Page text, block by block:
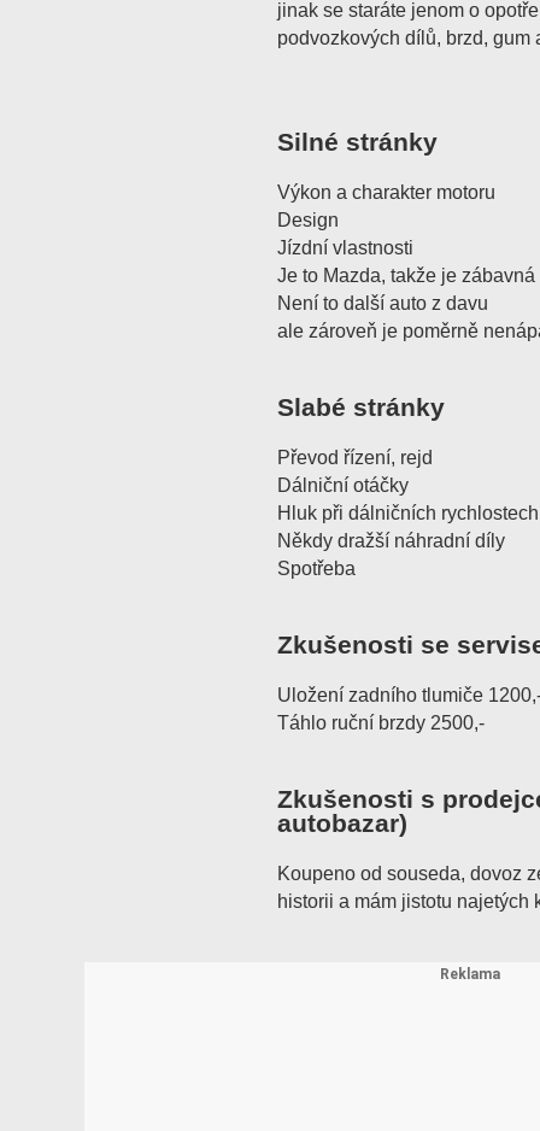
jinak se staráte jenom o
podvozkových dílů, brzd, gum
Silné stránky
Výkon a charakter motoru
Design
Jízdní vlastnosti
Je to Mazda, takže je
Není to další auto z davu
ale zároveň je poměrně
Slabé stránky
Převod řízení, rejd
Dálniční otáčky
Hluk při dálničních rychlostech
Někdy dražší náhradní díly
Spotřeba
Zkušenosti se
Uložení zadního tlumiče
Táhlo ruční brzdy 2500,-
Zkušenosti s
autobazar)
Koupeno od souseda, dovoz
historii a mám jistotu najetých